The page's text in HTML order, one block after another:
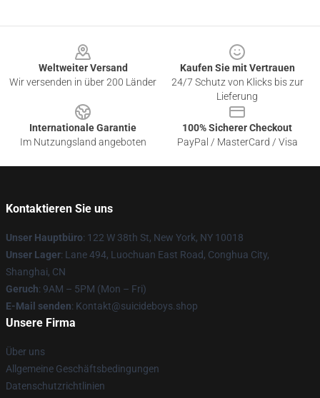
Weltweiter Versand
Wir versenden in über 200 Länder
Kaufen Sie mit Vertrauen
24/7 Schutz von Klicks bis zur
Lieferung
Internationale Garantie
Im Nutzungsland angeboten
100% Sicherer Checkout
PayPal / MasterCard / Visa
Kontaktieren Sie uns
Unser Hauptbüro: 122 W 38th St, New York, NY 10018
Unser Lager: Lane 494, Luochuan East Road, Conghua City,
Shanghai, CN
Geruch: 9AM – 5PM (Mon – Fri)
E-Mail senden: Kontakt@suicideboys.shop
Unsere Firma
Über uns
Allgemeine Geschäftsbedingungen
Datenschutzrichtlinien